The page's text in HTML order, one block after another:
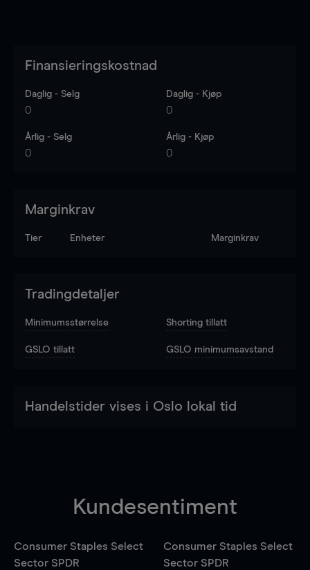
Finansieringskostnad
Daglig - Selg
0
Daglig - Kjøp
0
Årlig - Selg
0
Årlig - Kjøp
0
Marginkrav
Tier Enheter Marginkrav
Tradingdetaljer
Minimumsstørrelse Shorting tillatt
GSLO tillatt GSLO minimumsavstand
Handelstider vises i Oslo lokal tid
Kundesentiment
Consumer Staples Select
Sector SPDR
Consumer Staples Select
Sector SPDR